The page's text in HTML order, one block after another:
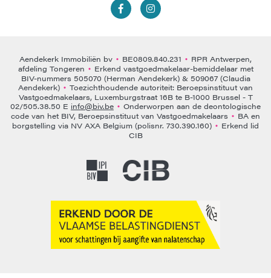
Aendekerk Immobiliën bv • BE0809.840.231 • RPR Antwerpen,
afdeling Tongeren • Erkend vastgoedmakelaar-bemiddelaar met
BIV-nummers 505070 (Herman Aendekerk) & 509067 (Claudia
Aendekerk) • Toezichthoudende autoriteit: Beroepsinstituut van
Vastgoedmakelaars, Luxemburgstraat 16B te B-1000 Brussel - T
02/505.38.50 E info@biv.be • Onderworpen aan de deontologische
code van het BIV, Beroepsinstituut van Vastgoedmakelaars • BA en
borgstelling via NV AXA Belgium (polisnr. 730.390.160) • Erkend lid
CIB